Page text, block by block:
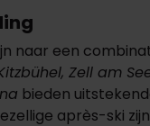
naar een
Zell am
bieden
après-ski